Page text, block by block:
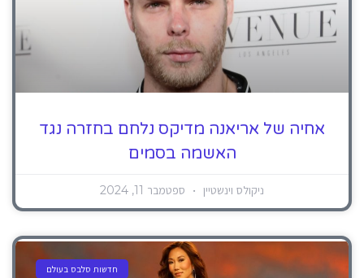
אחיה של אריאנה מדיקס נלחם בחזרה נגד
האשמה בסמים
ניקולס וינשטיין ספטמבר 11, 2024
חדשות סלבס בעולם